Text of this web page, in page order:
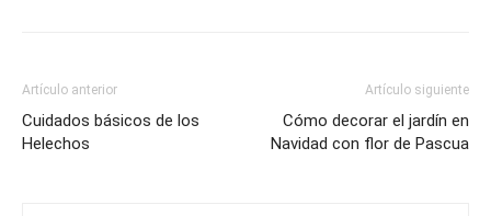
Artículo anterior
Cuidados básicos de los
Helechos
Artículo siguiente
Cómo decorar el jardín en
Navidad con flor de Pascua